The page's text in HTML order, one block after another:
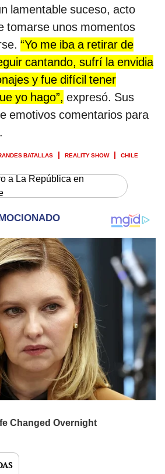
lamentable suceso, acto
tomarse unos momentos
“Yo me iba a retirar de
cantando, sufrí la envidia
y fue difícil tener
yo hago”, expresó. Sus
emotivos comentarios para
BATALLAS REALITY SHOW CHILE
a La República en